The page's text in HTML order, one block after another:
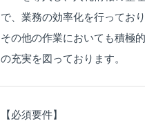
で、業務の効率化を行っており
その他の作業においても積極
の充実を図っております。
【必須要件】